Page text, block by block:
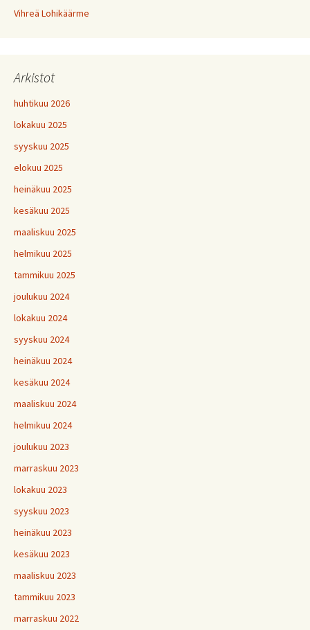
Vihreä Lohikäärme
Arkistot
huhtikuu 2026
lokakuu 2025
syyskuu 2025
elokuu 2025
heinäkuu 2025
kesäkuu 2025
maaliskuu 2025
helmikuu 2025
tammikuu 2025
joulukuu 2024
lokakuu 2024
syyskuu 2024
heinäkuu 2024
kesäkuu 2024
maaliskuu 2024
helmikuu 2024
joulukuu 2023
marraskuu 2023
lokakuu 2023
syyskuu 2023
heinäkuu 2023
kesäkuu 2023
maaliskuu 2023
tammikuu 2023
marraskuu 2022